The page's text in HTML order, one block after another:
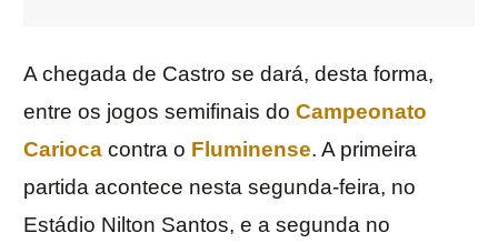
A chegada de Castro se dará, desta forma,
entre os jogos semifinais do Campeonato
Carioca contra o Fluminense. A primeira
partida acontece nesta segunda-feira, no
Estádio Nilton Santos, e a segunda no